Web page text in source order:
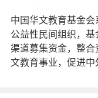
中国华文教育基金
公益性民间组织，
渠道募集资金，整
文教育事业，促进中